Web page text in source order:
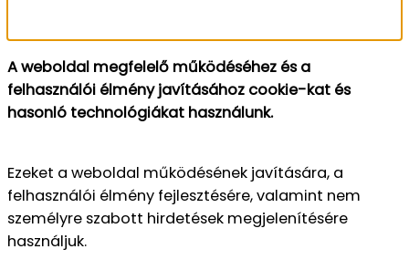
A weboldal megfelelő működéséhez és a
felhasználói élmény javításához cookie-kat és
hasonló technológiákat használunk.
Ezeket a weboldal működésének javítására, a
felhasználói élmény fejlesztésére, valamint nem
személyre szabott hirdetések megjelenítésére
használjuk.